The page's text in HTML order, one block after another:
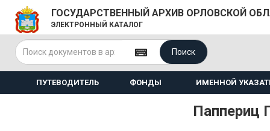
ГОСУДАРСТВЕННЫЙ АРХИВ ОРЛОВСКОЙ
ЭЛЕКТРОННЫЙ КАТАЛОГ
Поиск
ПУТЕВОДИТЕЛЬ ФОНДЫ ИМЕННОЙ
Паппериц